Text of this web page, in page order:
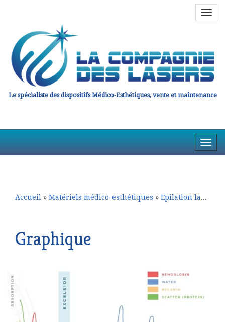
Le spécialiste des dispositifs Médico-Esthétiques, vente et maintenance
la
en
Accueil » Matériels médico-esthétiques » Epilation laser
Graphique